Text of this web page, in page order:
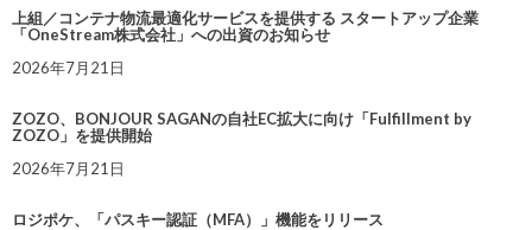
上組／コンテナ物流最適化サービスを提供する スタートアップ企業
「OneStream株式会社」への出資のお知らせ
2026年7月21日
ZOZO、BONJOUR SAGANの自社EC拡大に向け「Fulfillment by
ZOZO」を提供開始
2026年7月21日
ロジポケ、「パスキー認証（MFA）」機能をリリース